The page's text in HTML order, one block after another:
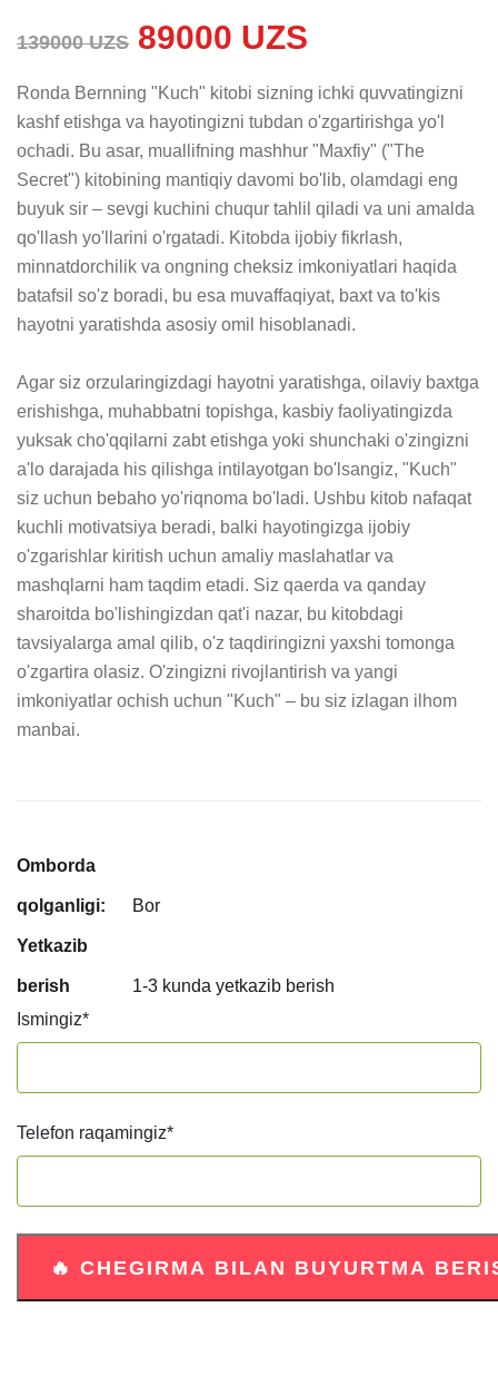
139000 UZS 89000 UZS
Ronda Bernning "Kuch" kitobi sizning ichki quvvatingizni
kashf etishga va hayotingizni tubdan o'zgartirishga yo'l
ochadi. Bu asar, muallifning mashhur "Maxfiy" ("The
Secret") kitobining mantiqiy davomi bo'lib, olamdagi eng
buyuk sir – sevgi kuchini chuqur tahlil qiladi va uni amalda
qo'llash yo'llarini o'rgatadi. Kitobda ijobiy fikrlash,
minnatdorchilik va ongning cheksiz imkoniyatlari haqida
batafsil so'z boradi, bu esa muvaffaqiyat, baxt va to'kis
hayotni yaratishda asosiy omil hisoblanadi.
Agar siz orzularingizdagi hayotni yaratishga, oilaviy baxtga
erishishga, muhabbatni topishga, kasbiy faoliyatingizda
yuksak cho'qqilarni zabt etishga yoki shunchaki o'zingizni
a'lo darajada his qilishga intilayotgan bo'lsangiz, "Kuch"
siz uchun bebaho yo'riqnoma bo'ladi. Ushbu kitob nafaqat
kuchli motivatsiya beradi, balki hayotingizga ijobiy
o'zgarishlar kiritish uchun amaliy maslahatlar va
mashqlarni ham taqdim etadi. Siz qaerda va qanday
sharoitda bo'lishingizdan qat'i nazar, bu kitobdagi
tavsiyalarga amal qilib, o'z taqdiringizni yaxshi tomonga
o'zgartira olasiz. O'zingizni rivojlantirish va yangi
imkoniyatlar ochish uchun "Kuch" – bu siz izlagan ilhom
manbai.
Omborda
qolganligi: Bor
Yetkazib
berish
1-3 kunda yetkazib berish
Ismingiz*
Telefon raqamingiz*